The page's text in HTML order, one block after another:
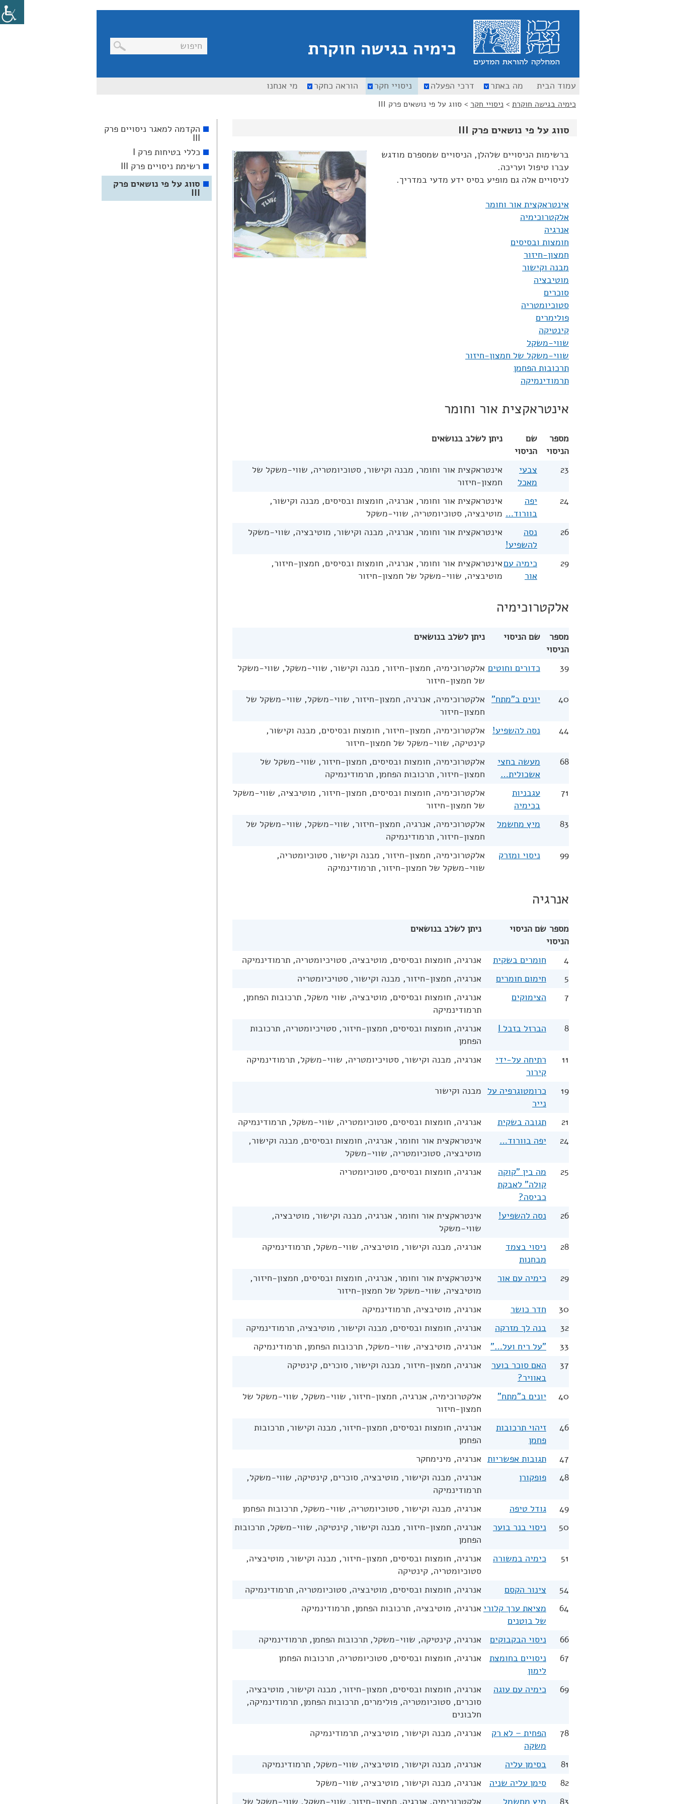
כימיה בגישה חוקרת
עמוד הבית מה באתר דרכי הפעלה ניסויי חקר הוראה כחקר מי אנחנו
כימיה בגישה חוקרת > ניסויי חקר > סווג על פי נושאים פרק III
סווג על פי נושאים פרק III
ברשימות הניסויים שלהלן, הניסויים שמספרם מודגש
עברו טיפול ועריכה.
לניסויים אלה גם מופיע בסיס ידע מדעי במדריך.
אינטראקצית אור וחומר
אלקטרוכימיה
אנרגיה
חומצות ובסיסים
חמצון-חיזור
מבנה וקישור
מוטיבציה
סוכרים
סטוכיומטריה
פולימרים
קינטיקה
שווי-משקל
שווי-משקל של חמצון-חיזור
תרכובות הפחמן
תרמודינמיקה
אינטראקצית אור וחומר
מספר
הניסוי
שם
הניסוי
ניתן לשלב בנושאים
23
צבעי
מאכל
אינטראקצית אור וחומר, מבנה וקישור, סטוכיומטריה, שווי-משקל של
חמצון-חיזור
24
יפה
בוורוד…
אינטראקצית אור וחומר, אנרגיה, חומצות ובסיסים, מבנה וקישור,
מוטיבציה, סטוכיומטריה, שווי-משקל
26
נסה
להשפיע!
אינטראקצית אור וחומר, אנרגיה, מבנה וקישור, מוטיבציה, שווי-משקל
29
כימיה עם
אור
אינטראקצית אור וחומר, אנרגיה, חומצות ובסיסים, חמצון-חיזור,
מוטיבציה, שווי-משקל של חמצון-חיזור
אלקטרוכימיה
מספר
הניסוי
שם הניסוי ניתן לשלב בנושאים
39 כדורים וחוטים אלקטרוכימיה, חמצון-חיזור, מבנה וקישור, שווי-משקל, שווי-משקל
של חמצון-חיזור
40
יונים ב"מתח" אלקטרוכימיה, אנרגיה, חמצון-חיזור, שווי-משקל, שווי-משקל של
חמצון-חיזור
44
נסה להשפיע!
אלקטרוכימיה, חמצון-חיזור, חומצות ובסיסים, מבנה וקישור,
קינטיקה, שווי-משקל של חמצון-חיזור
68
מעשה בחצי
אשכולית…
אלקטרוכימיה, חומצות ובסיסים, חמצון-חיזור, שווי-משקל של
חמצון-חיזור, תרכובות הפחמן, תרמודינמיקה
71
עגבניות
בכימיה
אלקטרוכימיה, חומצות ובסיסים, חמצון-חיזור, מוטיבציה, שווי-משקל
של חמצון-חיזור
83
מיץ מחשמל
אלקטרוכימיה, אנרגיה, חמצון-חיזור, שווי-משקל, שווי-משקל של
חמצון-חיזור, תרמודינמיקה
99
ניסוי ומזרק
אלקטרוכימיה, חמצון-חיזור, מבנה וקישור, סטוכיומטריה,
שווי-משקל של חמצון-חיזור, תרמודינמיקה
אנרגיה
מספר
הניסוי
שם הניסוי ניתן לשלב בנושאים
4 חומרים בשקית
אנרגיה, חומצות ובסיסים, מוטיבציה, סטויכיומטריה, תרמודינמיקה
5
חימום חומרים
אנרגיה, חמצון-חיזור, מבנה וקישור, סטויכיומטריה
7
הצימוקים
אנרגיה, חומצות ובסיסים, מוטיבציה, שווי משקל, תרכובות הפחמן,
תרמודינמיקה
8
הברזל בזבל I
אנרגיה, חומצות ובסיסים, חמצון-חיזור, סטויכיומטריה, תרכובות
הפחמן
11
רתיחה על-ידי
קירור
אנרגיה, מבנה וקישור, סטויכיומטריה, שווי-משקל, תרמודינמיקה
19
כרומטוגרפיה על
נייר
מבנה וקישור
21 תגובה בשקית
אנרגיה, חומצות ובסיסים, סטוכיומטריה, שווי-משקל, תרמודינמיקה
24
יפה בוורוד…
אינטראקצית אור וחומר, אנרגיה, חומצות ובסיסים, מבנה וקישור,
מוטיבציה, סטוכיומטריה, שווי-משקל
25
מה בין "קוקה
קולה" לאבקת
כביסה?
אנרגיה, חומצות ובסיסים, סטוכיומטריה
26 נסה להשפיע!
אינטראקצית אור וחומר, אנרגיה, מבנה וקישור, מוטיבציה,
שווי-משקל
28
ניסוי בצמד
מבחנות
אנרגיה, מבנה וקישור, מוטיבציה, שווי-משקל, תרמודינמיקה
29 כימיה עם אור
אינטראקצית אור וחומר, אנרגיה, חומצות ובסיסים, חמצון-חיזור,
מוטיבציה, שווי-משקל של חמצון-חיזור
30
חדר כושר
אנרגיה, מוטיבציה, תרמודינמיקה
32
בנה לך מזרקה
אנרגיה, חומצות ובסיסים, מבנה וקישור, מוטיבציה, תרמודינמיקה
33
"על ריח ועל…"
אנרגיה, מוטיבציה, שווי-משקל, תרכובות הפחמן, תרמודינמיקה
37
האם סוכר בוער
באוויר?
אנרגיה, חמצון-חיזור, מבנה וקישור, סוכרים, קינטיקה
40 יונים ב"מתח"
אלקטרוכימיה, אנרגיה, חמצון-חיזור, שווי-משקל, שווי-משקל של
חמצון-חיזור
46
זיהוי תרכובות
פחמן
אנרגיה, חומצות ובסיסים, חמצון-חיזור, מבנה וקישור, תרכובות
הפחמן
47
תגובות אפשריות אנרגיה, מינימחקר
48
פופקורן
אנרגיה, מבנה וקישור, מוטיבציה, סוכרים, קינטיקה, שווי-משקל,
תרמודינמיקה
49
גודל טיפה
אנרגיה, מבנה וקישור, סטוכיומטריה, שווי-משקל, תרכובות הפחמן
50
ניסוי בנר בוער
אנרגיה, חמצון-חיזור, מבנה וקישור, קינטיקה, שווי-משקל, תרכובות
הפחמן
51
כימיה במשורה
אנרגיה, חומצות ובסיסים, חמצון-חיזור, מבנה וקישור, מוטיבציה,
סטוכיומטריה, קינטיקה
54
צינור הקסם
אנרגיה, חומצות ובסיסים, מוטיבציה, סטוכיומטריה, תרמודינמיקה
64
מציאת ערך קלורי
של בוטנים
אנרגיה, מוטיבציה, תרכובות הפחמן, תרמודינמיקה
66 ניסוי הבקבוקים
אנרגיה, קינטיקה, שווי-משקל, תרכובות הפחמן, תרמודינמיקה
67
ניסויים בחומצת
לימון
אנרגיה, חומצות ובסיסים, סטוכיומטריה, תרכובות הפחמן
69 כימיה עם עוגה
אנרגיה, חומצות ובסיסים, חמצון-חיזור, מבנה וקישור, מוטיבציה,
סוכרים, סטוכיומטריה, פולימרים, תרכובות הפחמן, תרמודינמיקה,
חלבונים
78
הפחית – לא רק
משקה
אנרגיה, מבנה וקישור, מוטיבציה, תרמודינמיקה
81 בסימן עליה
אנרגיה, מבנה וקישור, מוטיבציה, שווי-משקל, תרמודינמיקה
82
סימן עליה שניה
אנרגיה, מבנה וקישור, מוטיבציה, שווי-משקל
83
מיץ מחשמל אלקטרוכימיה, אנרגיה, חמצון-חיזור, שווי-משקל, שווי-משקל של
הקדמה למאגר ניסויים פרק
III
כללי בטיחות פרק I
רשימת ניסויים פרק III
סווג על פי נושאים פרק
III